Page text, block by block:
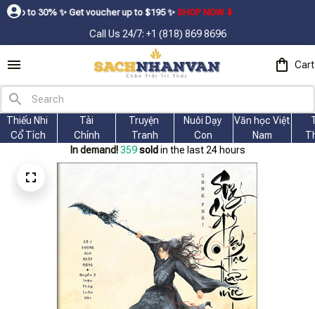
ㅤ Get voucher up to $195ㅤ ✨ㅤSHOP NOW ⬇
Call Us 24/7: +1 (818) 869 8696
Cart
Thiếu Nhi
Cổ Tích
Tài
Chính
Truyện
Tranh
Nuôi Dạy
Con
Văn học Việt
Nam
In demand! 359 sold in the last 24 hours